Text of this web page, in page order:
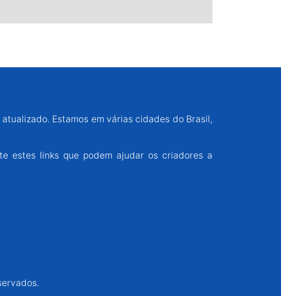
Estamos em várias cidades do Brasil,
estes links que podem ajudar os criadores a